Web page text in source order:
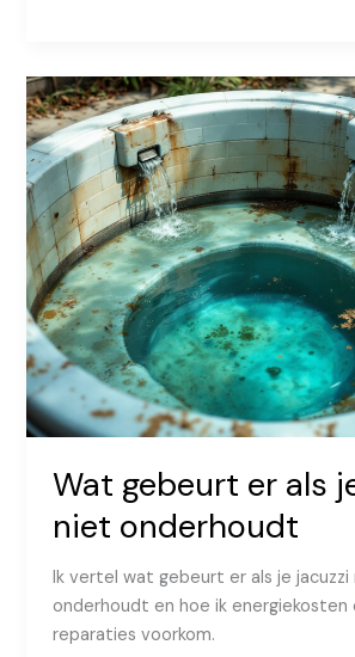
in
de
winter
Wat gebeurt er als
niet onderhoudt
Ik vertel wat gebeurt er als je jacuzzi
onderhoudt en hoe ik energiekosten
reparaties voorkom.